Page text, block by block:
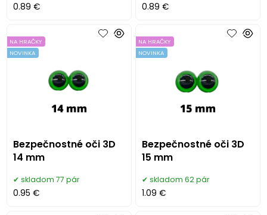
0.89 € 0.89 €
Bezpečnostné oči 3D
14 mm
NA HRAČKY
NOVINKA
skladom 77 pár
0.95 €
Bezpečnostné oči 3D
15 mm
NA HRAČKY
NOVINKA
skladom 62 pár
1.09 €